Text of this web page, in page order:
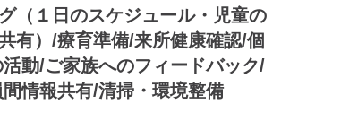
（１日のスケジュール・児童の
有）/療育準備/来所健康確認/個
動/ご家族へのフィードバック/
情報共有/清掃・環境整備